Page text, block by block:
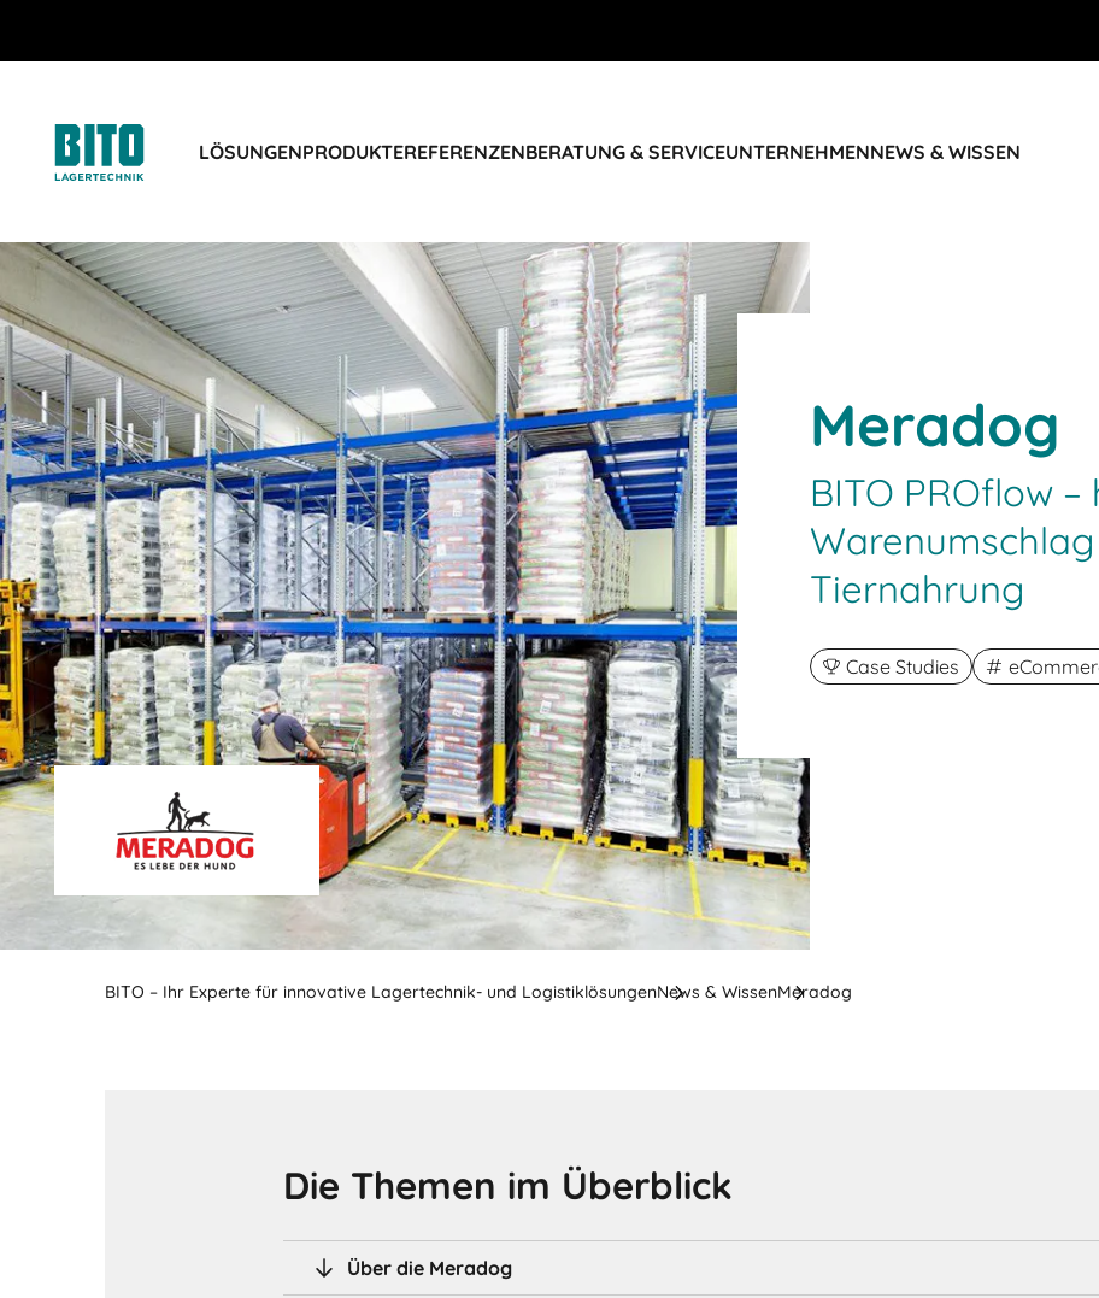
LÖSUNGENPRODUKTEREFERENZENBERATUNG & SERVICEUNTERNEHMENNEWS & WISSEN
Meradog
BITO PROflow
Tiernahrung
Case Studies
BITO – Ihr Experte für innovative Lagertechnik- und LogistiklösungenNews & WissenMeradog
Die Themen im Überblick
Über die Meradog